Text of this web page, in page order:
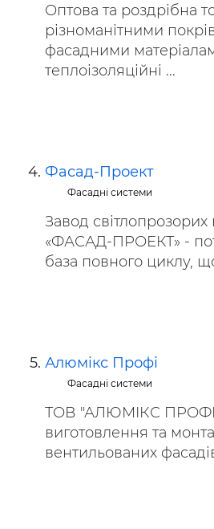
Оптова та роздрібна
різноманітними
фасадними
теплоізоляційні ...
Фасад-Проект
Фасадні системи
Завод світлопрозорих
«ФАСАД-ПРОЕКТ» -
база повного циклу,
Алюмікс Профі
Фасадні системи
ТОВ "АЛЮМІКС
виготовлення та
вентильованих